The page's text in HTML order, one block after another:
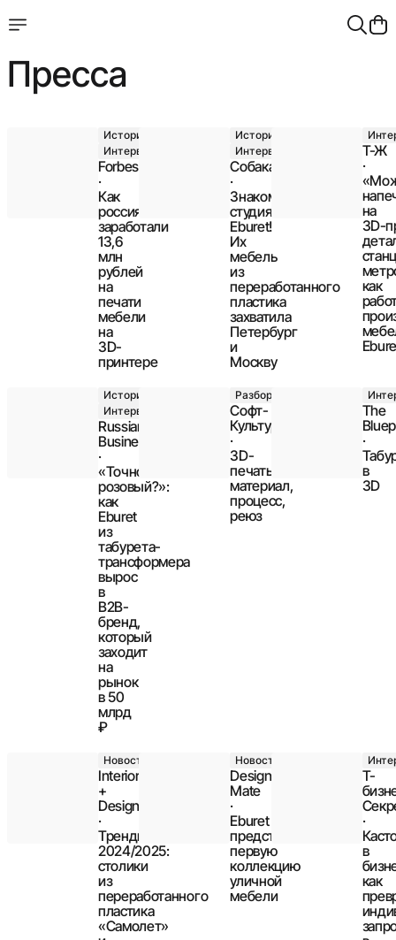
Пресса
История
Интервью
Forbes
·
Как
россияне
заработали
13,6
млн
рублей
на
печати
мебели
на
3D-
принтере
История
Интервью
Cобака.ру
·
Знакомьтесь,
студия
Eburet!
Их
мебель
из
переработанного
пластика
захватила
Петербург
и
Москву
Т-Ж
·
на
3D⁠-⁠
как
История
Интервью
Russian
Business
·
«Точно
розовый?»:
как
Eburet
из
табурета-
трансформера
вырос
в
B2B-
бренд,
который
заходит
на
рынок
в 50
млрд
₽
Разбор
Софт-
Культура
·
3D-
печать:
материал,
процесс,
реюз
The
·
в
3D
Новость
Interior
+
Design
·
Тренды
2024/2025:
столики
из
переработанного
пластика
«Самолет»
Новость
Design
Mate
·
Eburet
представил
первую
коллекцию
уличной
мебели
Т-
·
в
как